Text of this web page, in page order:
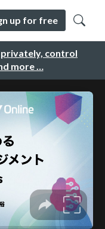
control
more …
up for free